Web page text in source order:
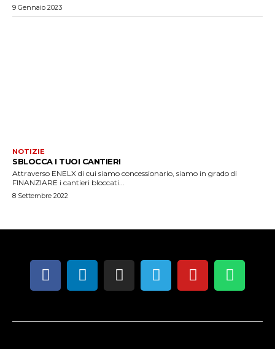
9 Gennaio 2023
NOTIZIE
SBLOCCA I TUOI CANTIERI
Attraverso ENELX di cui siamo concessionario, siamo in grado di
FINANZIARE i cantieri bloccati...
8 Settembre 2022